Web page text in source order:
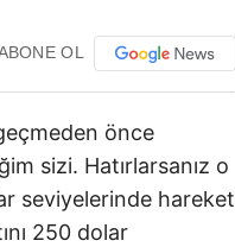
OL
önce
sizi. Hatırlarsanız o
seviyelerinde hareket
250 dolar